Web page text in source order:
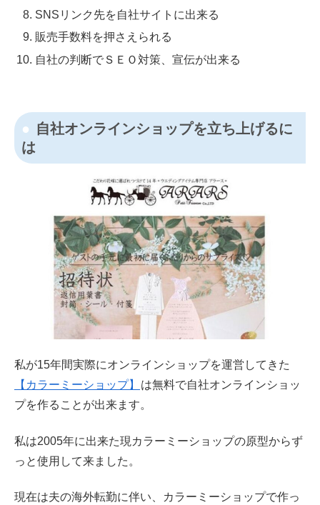
SNSリンク先を自社サイトに出来る
販売手数料を押さえられる
自社の判断でＳＥＯ対策、宣伝が出来る
自社オンラインショップを立ち上げるに
は
私が15年間実際にオンラインショップを運営してきた
【カラーミーショップ】
は無料で自社オンラインショッ
プを作ることが出来ます。
私は2005年に出来た現カラーミーショップの原型からず
っと使用して来ました。
現在は夫の海外転勤に伴い、カラーミーショップで作っ